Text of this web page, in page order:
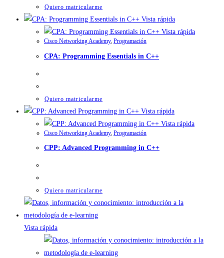
Quiero matricularme
Vista rápida
Vista rápida
Cisco Networking Academy, Programación
CPA: Programming Essentials in C++
Quiero matricularme
Vista rápida
Vista rápida
Cisco Networking Academy, Programación
CPP: Advanced Programming in C++
Quiero matricularme
Vista rápida